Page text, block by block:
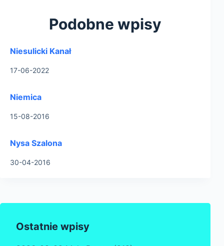
Podobne wpisy
Niesulicki Kanał
17-06-2022
Niemica
15-08-2016
Nysa Szalona
30-04-2016
Ostatnie wpisy